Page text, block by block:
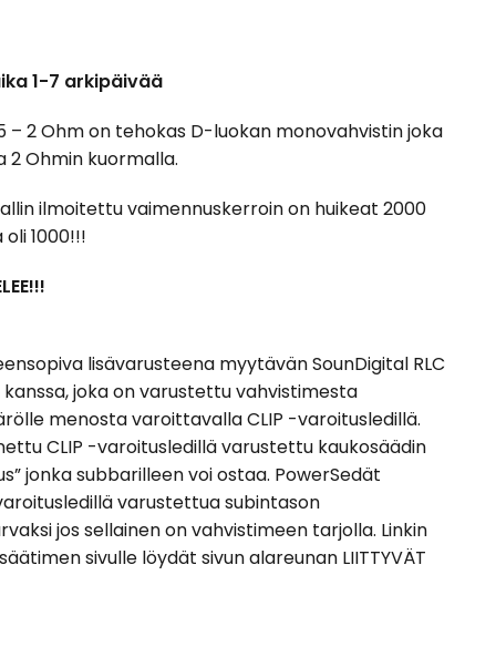
1-7 arkipäivää
5 – 2 Ohm on tehokas D-luokan monovahvistin joka
Ohmin kuormalla.
ilmoitettu vaimennuskerroin on huikeat 2000
oli 1000!!!
lisävarusteena myytävän SounDigital RLC
joka on varustettu vahvistimesta
menosta varoittavalla CLIP -varoitusledillä.
CLIP -varoitusledillä varustettu kaukosäädin
jonka subbarilleen voi ostaa. PowerSedät
varustettua subintason
jos sellainen on vahvistimeen tarjolla. Linkin
sivulle löydät sivun alareunan LIITTYVÄT